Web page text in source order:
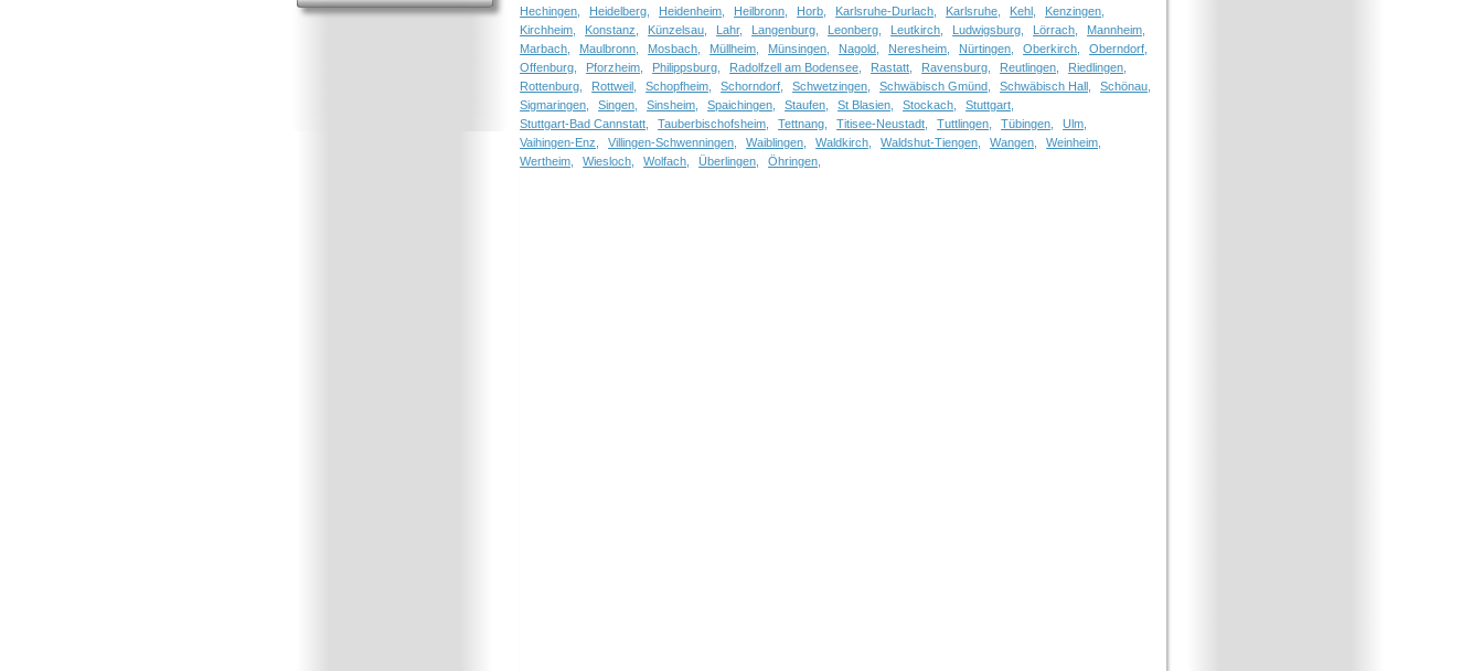
Hechingen,
Heidelberg, Heidenheim, Heilbronn, Horb, Karlsruhe-Durlach, Karlsruhe, Kehl,
Kenzingen,
Kirchheim,
Konstanz, Künzelsau, Lahr, Langenburg, Leonberg, Leutkirch, Ludwigsburg, Lörrach,
Mannheim,
Marbach,
Maulbronn, Mosbach, Müllheim, Münsingen, Nagold, Neresheim, Nürtingen, Oberkirch,
Oberndorf,
Offenburg,
Pforzheim, Philippsburg, Radolfzell am Bodensee, Rastatt, Ravensburg, Reutlingen,
Riedlingen,
Rottenburg,
Rottweil, Schopfheim, Schorndorf, Schwetzingen, Schwäbisch Gmünd, Schwäbisch Hall,
Schönau,
Sigmaringen,
Singen, Sinsheim, Spaichingen, Staufen, St Blasien, Stockach,
Stuttgart,
Stuttgart-Bad Cannstatt,
Tauberbischofsheim, Tettnang, Titisee-Neustadt, Tuttlingen, Tübingen,
Ulm,
Vaihingen-Enz,
Villingen-Schwenningen, Waiblingen, Waldkirch, Waldshut-Tiengen, Wangen,
Weinheim,
Wertheim,
Wiesloch, Wolfach, Überlingen, Öhringen,